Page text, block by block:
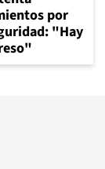
por
"Hay